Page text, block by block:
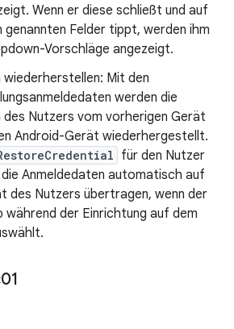
Wenn er diese schließt und auf
genannten Felder tippt, werden ihm
Vorschläge angezeigt.
wiederherstellen: Mit den
werden die
des Nutzers vom vorherigen Gerät
Android-Gerät wiederhergestellt.
für den Nutzer
Anmeldedaten automatisch auf
des Nutzers übertragen, wenn der
während der Einrichtung auf dem